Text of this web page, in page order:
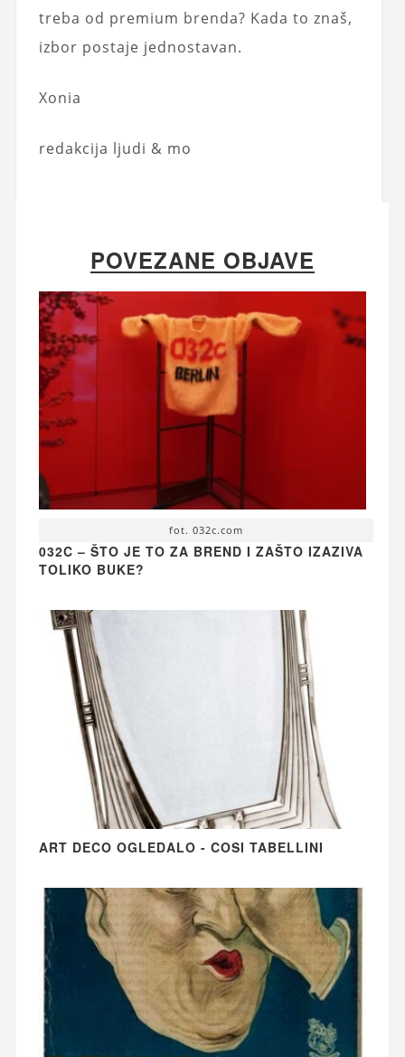
treba od premium brenda? Kada to znaš,
izbor postaje jednostavan.
Xonia
redakcija ljudi & mo
POVEZANE OBJAVE
fot. 032c.com
032C – ŠTO JE TO ZA BREND I ZAŠTO IZAZIVA
TOLIKO BUKE?
ART DECO OGLEDALO - COSI TABELLINI